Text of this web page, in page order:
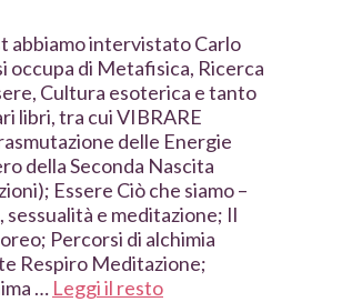
abbiamo intervistato Carlo
occupa di Metafisica, Ricerca
Cultura esoterica e tanto
libri, tra cui VIBRARE
delle Energie
della Seconda Nascita
Essere Ciò che siamo –
e meditazione; Il
Percorsi di alchimia
Respiro Meditazione;
… Leggi il resto